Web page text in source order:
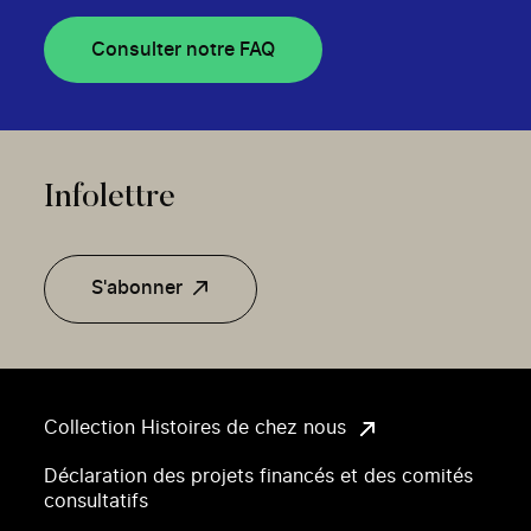
Collection Histoires de chez nous
Déclaration des projets financés et des comités
consultatifs
Consulter notre FAQ
Infolettre
S'abonner